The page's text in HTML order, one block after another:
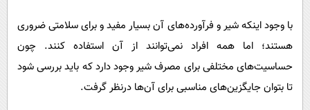
سرگرمی
گوناگون
پیامک
روانشناسی
آشپزی
با وجود اینکه شیر و فرآورده‌های آن بسیار مفید و برای سلامتی ضروری
هستند؛ اما همه افراد نمی‌توانند از آن استفاده کنند. چون
حساسیت‌های مختلفی برای مصرف شیر وجود دارد که باید بررسی شود
تا بتوان جایگزین‌های مناسبی برای آن‌ها درنظر گرفت.